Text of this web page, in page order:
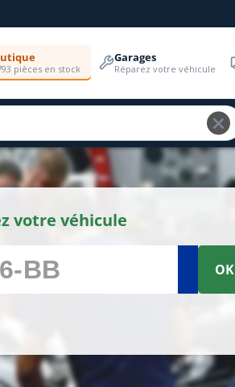
pièces en stock
Garages
Réparez votre véhicule
votre véhicule
OK